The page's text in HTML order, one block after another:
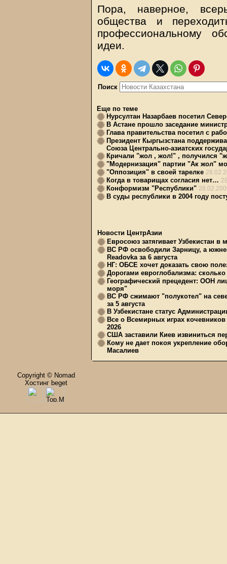
Пора, наверное,
общества и
профессиональному
идеи.
Поиск
Еще по теме
Нурсултан Назарбаев посетил
В Астане прошло заседание
Глава правительства посетил с
Президент Кыргызстана
Союза Центрально-азиатских
Кричали "жол , жол!" , получился
"Модернизация" партии "Ак жол"
"Оппозиция" в своей тарелке
Когда в товарищах согласия нет…
Конформизм "Республики"
В суды республики в 2004 году
Новости ЦентрАзии
Евросоюз затягивает Узбекистан
ВС РФ освободили Зарницу, а
Readovka за 6 августа
НГ: ОБСЕ хочет доказать свою
Дорогами евроглобализма:
Географический прецедент: ООН
моря"
ВС РФ сжимают "полукотел" на
за 5 августа
В Узбекистане статус
Все о Всемирных играх
2026
США заставили Киев извиниться
Кому не дает покоя укрепление
Масалиев
Copyright © Nomad
Хостинг beget